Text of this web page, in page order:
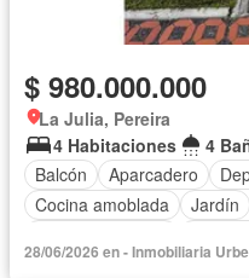
$ 980.000.000
La Julia, Pereira
4 Habitaciones
4
Balcón
Aparcadero
Cocina amoblada
Jardín
Agua
28/06/2026 en - Inmobiliaria